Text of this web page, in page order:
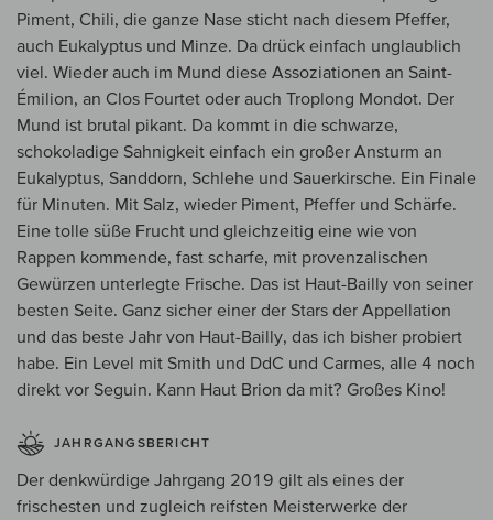
Piment, Chili, die ganze Nase sticht nach diesem Pfeffer,
auch Eukalyptus und Minze. Da drück einfach unglaublich
viel. Wieder auch im Mund diese Assoziationen an Saint-
Émilion, an Clos Fourtet oder auch Troplong Mondot. Der
Mund ist brutal pikant. Da kommt in die schwarze,
schokoladige Sahnigkeit einfach ein großer Ansturm an
Eukalyptus, Sanddorn, Schlehe und Sauerkirsche. Ein Finale
für Minuten. Mit Salz, wieder Piment, Pfeffer und Schärfe.
Eine tolle süße Frucht und gleichzeitig eine wie von
Rappen kommende, fast scharfe, mit provenzalischen
Gewürzen unterlegte Frische. Das ist Haut-Bailly von seiner
besten Seite. Ganz sicher einer der Stars der Appellation
und das beste Jahr von Haut-Bailly, das ich bisher probiert
habe. Ein Level mit Smith und DdC und Carmes, alle 4 noch
direkt vor Seguin. Kann Haut Brion da mit? Großes Kino!
JAHRGANGSBERICHT
Der denkwürdige Jahrgang 2019 gilt als eines der
frischesten und zugleich reifsten Meisterwerke der